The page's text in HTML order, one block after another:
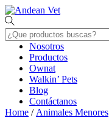
Skip
to
content
Menu
Nosotros
Productos
Ownat
Walkin’ Pets
Blog
Contáctanos
Close
Home / Animales Menores